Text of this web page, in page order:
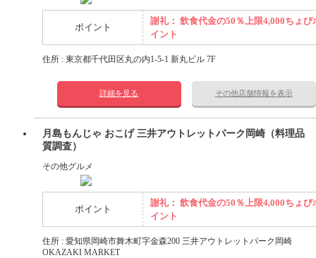
ポイント
謝礼： 飲食代金の50％上限4,000ちょび
イント
住所 : 東京都千代田区丸の内1-5-1 新丸ビル 7F
詳細を見る その他店舗情報を表示
月島もんじゃ おこげ 三井アウトレットパーク岡崎（料理品
質調査）
その他グルメ
ポイント
謝礼： 飲食代金の50％上限4,000ちょび
イント
住所 : 愛知県岡崎市舞木町字金森200 三井アウトレットパーク岡崎
OKAZAKI MARKET